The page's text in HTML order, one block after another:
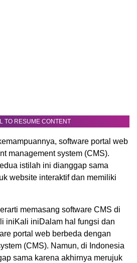
TO RESUME CONTENT
software portal web
management system (CMS).
istilah ini dianggap sama
website interaktif dan memiliki
memasang software CMS di
iniKali iniDalam hal fungsi dan
portal web berbeda dengan
(CMS). Namun, di Indonesia
sama karena akhirnya merujuk